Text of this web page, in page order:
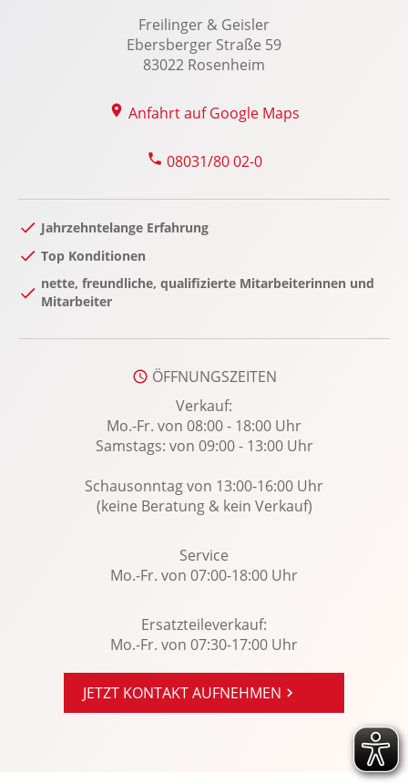
Sitzheizung Fahrer/Beifahrer
Sonnenblende
Tempomat
Farbdisplay Media-Display
Zentralver. mit Fernbedienung
Freilinger & Geisler
Ebersberger Straße 59
83022 Rosenheim
Anfahrt auf Google Maps
08031/80 02-0
Jahrzehntelange Erfahrung
Top Konditionen
nette, freundliche, qualifizierte Mitarbeiterinnen und
Mitarbeiter
ÖFFNUNGSZEITEN
Verkauf:
Mo.-Fr. von 08:00 - 18:00 Uhr
Samstags: von 09:00 - 13:00 Uhr
Schausonntag von 13:00-16:00 Uhr
(keine Beratung & kein Verkauf)
Service
Mo.-Fr. von 07:00-18:00 Uhr
Ersatzteileverkauf:
Mo.-Fr. von 07:30-17:00 Uhr
JETZT KONTAKT AUFNEHMEN